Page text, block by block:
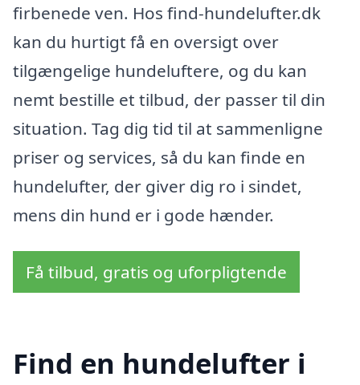
firbenede ven. Hos find-hundelufter.dk
kan du hurtigt få en oversigt over
tilgængelige hundeluftere, og du kan
nemt bestille et tilbud, der passer til din
situation. Tag dig tid til at sammenligne
priser og services, så du kan finde en
hundelufter, der giver dig ro i sindet,
mens din hund er i gode hænder.
Få tilbud, gratis og uforpligtende
Find en hundelufter i